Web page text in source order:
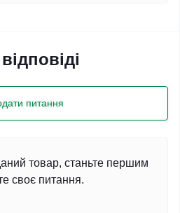
питання
товар, станьте першим
своє питання.